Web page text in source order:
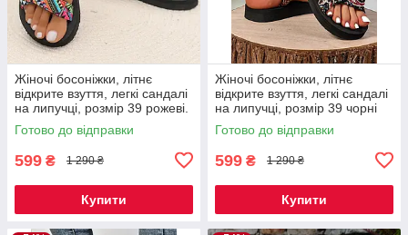
Жіночі босоніжки, літнє
відкрите взуття, легкі сандалі
на липучці, розмір 39 рожеві.
Код 00-0619
Готово до відправки
599 ₴ 1 290 ₴
Купити
Жіночі босоніжки, літнє
відкрите взуття, легкі сандалі
на липучці, розмір 39 чорні
Код 00-0627
Готово до відправки
599 ₴ 1 290 ₴
Купити